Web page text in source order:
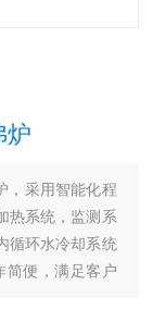
炉
，采用智能化程
热系统，监测系
循环水冷却系统
简便，满足客户